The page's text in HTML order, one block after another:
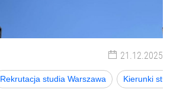
21.12.2025
Rekrutacja studia Warszawa Kierunki